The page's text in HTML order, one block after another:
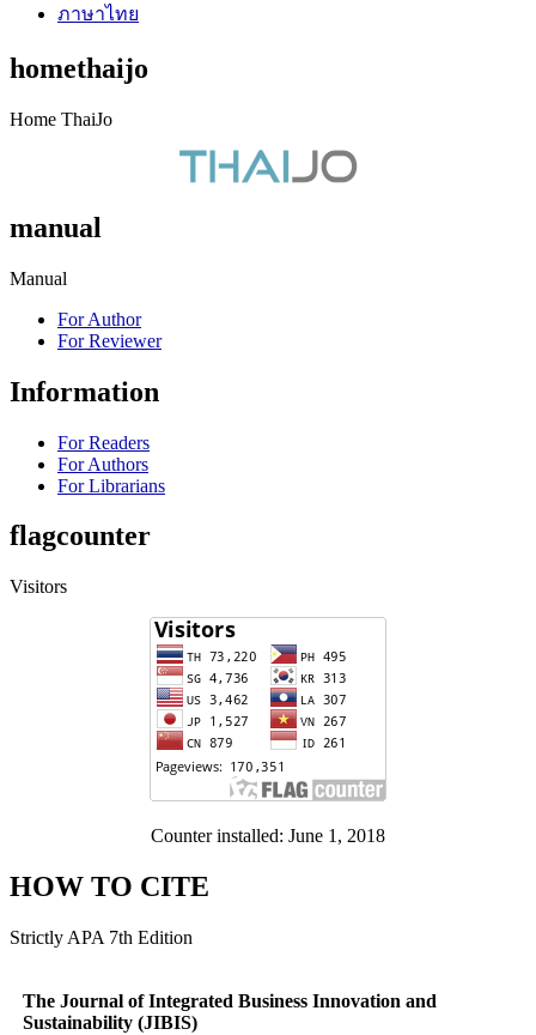
ภาษาไทย
homethaijo
Home ThaiJo
manual
Manual
For Author
For Reviewer
Information
For Readers
For Authors
For Librarians
flagcounter
Visitors
Counter installed: June 1, 2018
HOW TO CITE
Strictly APA 7th Edition
The Journal of Integrated Business Innovation and
Sustainability (JIBIS)